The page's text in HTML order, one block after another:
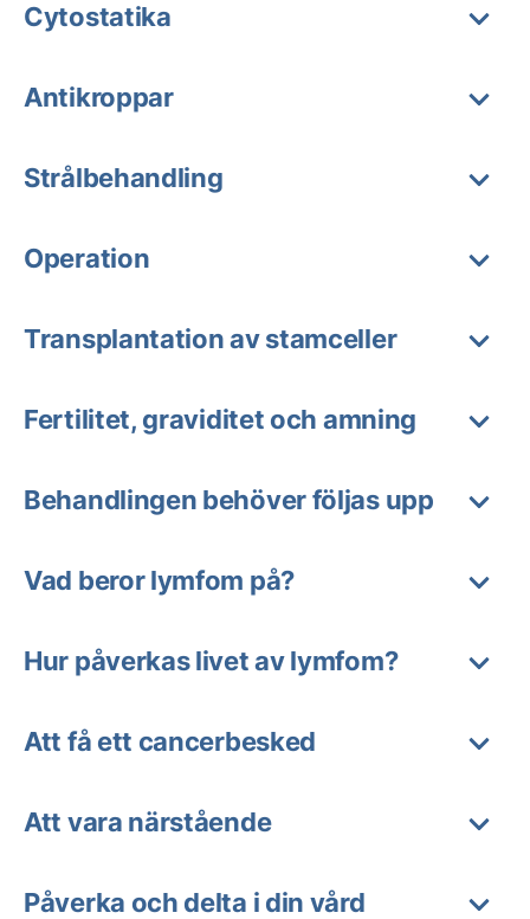
Cytostatika
Antikroppar
Strålbehandling
Operation
Transplantation av stamceller
Fertilitet, graviditet och amning
Behandlingen behöver följas upp
Vad beror lymfom på?
Hur påverkas livet av lymfom?
Att få ett cancerbesked
Att vara närstående
Påverka och delta i din vård